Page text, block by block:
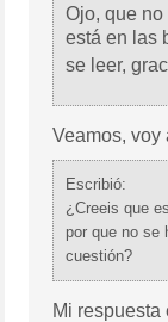
Ojo, que
está en las
se leer,
Veamos, voy
Escribió:
¿Creeis que
por que no se
cuestión?
Mi